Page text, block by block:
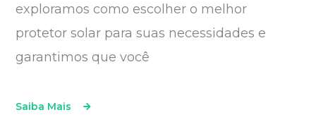
exploramos como escolher o melhor
protetor solar para suas necessidades e
garantimos que você
Saiba Mais